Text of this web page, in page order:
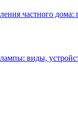
частного дома:
виды,